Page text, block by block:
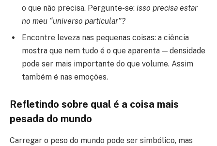
o que não precisa. Pergunte-se: isso precisa estar
no meu “universo particular”?
Encontre leveza nas pequenas coisas: a ciência
mostra que nem tudo é o que aparenta — densidade
pode ser mais importante do que volume. Assim
também é nas emoções.
Refletindo sobre qual é a coisa mais
pesada do mundo
Carregar o peso do mundo pode ser simbólico, mas